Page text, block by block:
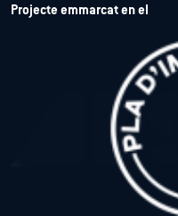
Projecte emmarcat en el